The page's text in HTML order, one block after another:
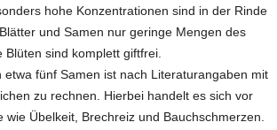
hohe Konzentrationen sind in der Rinde
und Samen nur geringe Mengen des
sind komplett giftfrei.
etwa fünf Samen ist nach Literaturangaben mit
zu rechnen. Hierbei handelt es sich vor
wie Übelkeit, Brechreiz und Bauchschmerzen.